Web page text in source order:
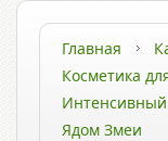
Главная
Косметика
Ядом Змеи